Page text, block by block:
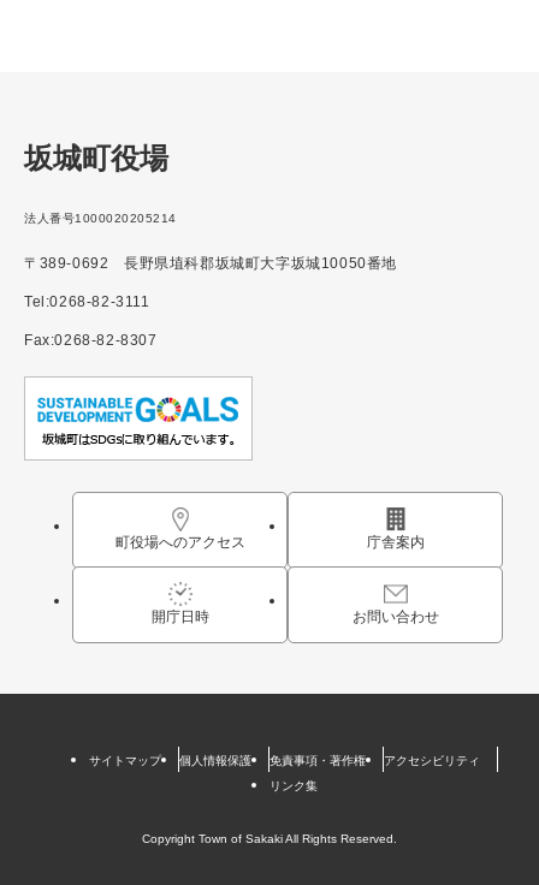
坂城町役場
法人番号1000020205214
〒389-0692 長野県埴科郡坂城町大字坂城10050番地
Tel:0268-82-3111
Fax:0268-82-8307
町役場へのアクセス 庁舎案内
開庁日時 お問い合わせ
サイトマップ 個人情報保護 免責事項・著作権
アクセシビリティ
リンク集
Copyright Town of Sakaki All Rights Reserved.